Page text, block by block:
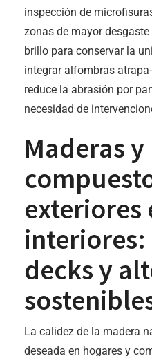
inspección de
zonas de mayor
brillo para conservar la
integrar alfombras
reduce la abrasión por
necesidad de
Maderas y
exteriores
interiores:
decks y
La calidez de la madera
deseada en hogares y